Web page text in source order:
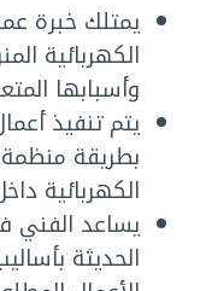
يمتلك خبرة
الكهربائية
وأسبابها
يتم تنفيذ
بطريقة
الكهربائية
يساعد الفني
الحديثة